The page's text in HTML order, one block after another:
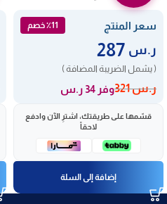
سعر المنتج ٪11 خصم
ر.س
( يشمل الضريبة المضافة )
ر.س321 وفر 34 ر.س
قسّمها على طريقتك، اشترِ الآن وادفع
لاحقاً
إضافة إلى السلة